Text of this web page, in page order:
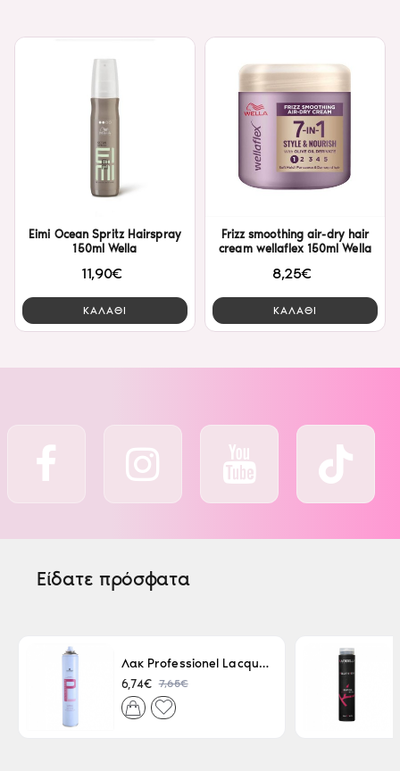
Eimi Ocean Spritz Hairspray
150ml Wella
11,90€
ΚΑΛΑΘΙ
Frizz smoothing air-dry hair
cream wellaflex 150ml Wella
8,25€
ΚΑΛΑΘΙ
Είδατε πρόσφατα
Λακ Professionel Lacque Super Strong 500ml
6,74€ 7,65€